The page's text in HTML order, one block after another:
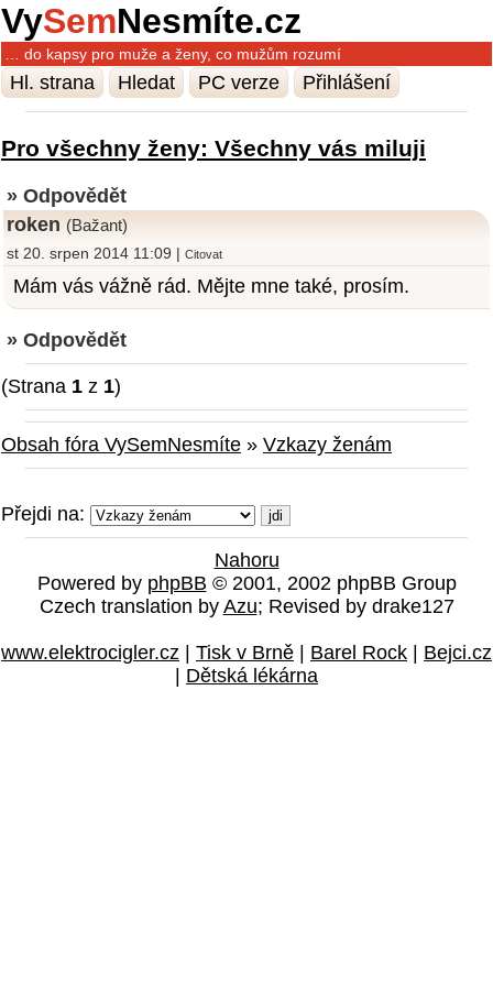
VySemNesmíte.cz
… do kapsy pro muže a ženy, co mužům rozumí
Hl. strana Hledat PC verze Přihlášení
Pro všechny ženy: Všechny vás miluji
» Odpovědět
roken (Bažant)
st 20. srpen 2014 11:09 | Citovat
Mám vás vážně rád. Mějte mne také, prosím.
» Odpovědět
(Strana 1 z 1)
Obsah fóra VySemNesmíte » Vzkazy ženám
Přejdi na:
Nahoru
Powered by phpBB © 2001, 2002 phpBB Group
Czech translation by Azu; Revised by drake127
www.elektrocigler.cz | Tisk v Brně | Barel Rock | Bejci.cz
| Dětská lékárna